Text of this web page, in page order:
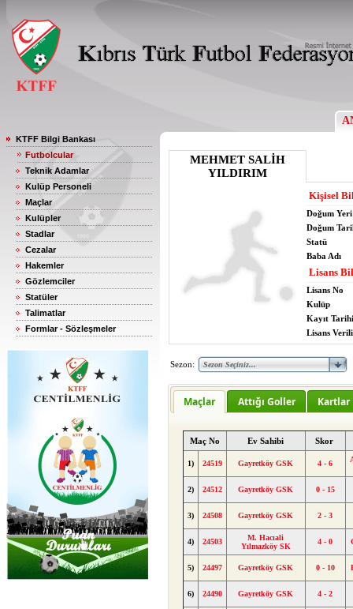
KTFF Bilgi Bankası
Futbolcular
Teknik Adamlar
Kulüp Personeli
Maçlar
Kulüpler
Stadlar
Cezalar
Hakemler
Gözlemciler
Statüler
Talimatlar
Formlar - Sözleşmeler
MEHMET SALİH
YILDIRIM
Kişisel
Doğum Yeri
Doğum
Statü
Baba Adı
Lisans
Lisans No
Kulüp
Kayıt Tarihi
Lisans
Sezon:
Maçlar Attığı Goller Kartlar
Maç No Ev Sahibi Skor
1) 24519 Gayretköy GSK 4 - 6
2) 24512 Gayretköy GSK 0 - 15
3) 24508 Gayretköy GSK 2 - 3
4) 24503
M. Hacıali
Yılmazköy SK
4 - 0
5) 24497 Gayretköy GSK 0 - 10
6) 24490 Gayretköy GSK 4 - 2